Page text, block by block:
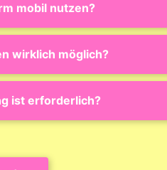
mobil nutzen?
wirklich möglich?
ist erforderlich?